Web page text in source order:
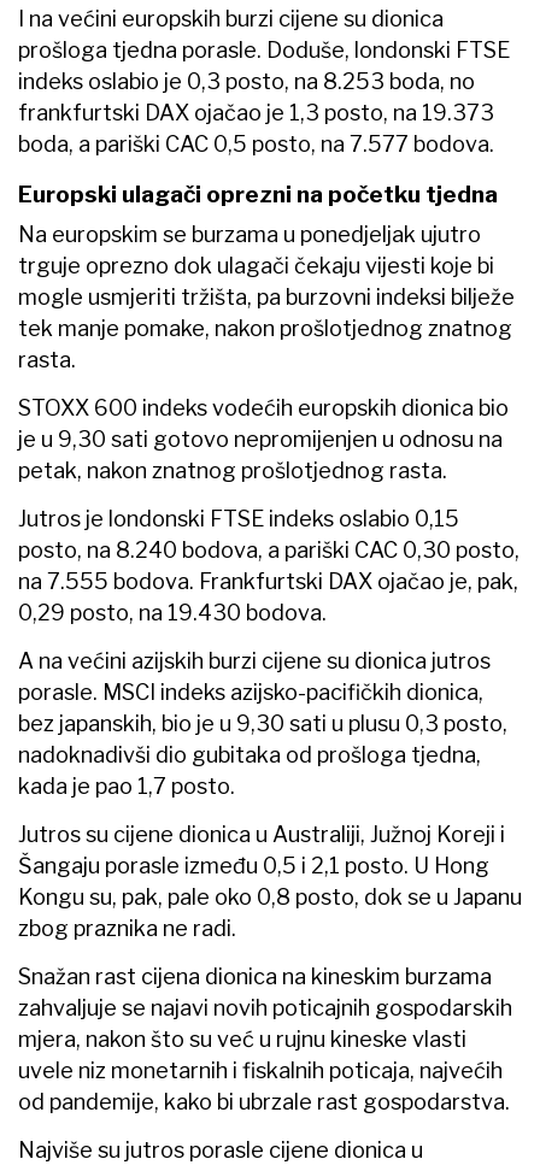
I na većini europskih burzi cijene su dionica
prošloga tjedna porasle. Doduše, londonski FTSE
indeks oslabio je 0,3 posto, na 8.253 boda, no
frankfurtski DAX ojačao je 1,3 posto, na 19.373
boda, a pariški CAC 0,5 posto, na 7.577 bodova.
Europski ulagači oprezni na početku tjedna
Na europskim se burzama u ponedjeljak ujutro
trguje oprezno dok ulagači čekaju vijesti koje bi
mogle usmjeriti tržišta, pa burzovni indeksi bilježe
tek manje pomake, nakon prošlotjednog znatnog
rasta.
STOXX 600 indeks vodećih europskih dionica bio
je u 9,30 sati gotovo nepromijenjen u odnosu na
petak, nakon znatnog prošlotjednog rasta.
Jutros je londonski FTSE indeks oslabio 0,15
posto, na 8.240 bodova, a pariški CAC 0,30 posto,
na 7.555 bodova. Frankfurtski DAX ojačao je, pak,
0,29 posto, na 19.430 bodova.
A na većini azijskih burzi cijene su dionica jutros
porasle. MSCI indeks azijsko-pacifičkih dionica,
bez japanskih, bio je u 9,30 sati u plusu 0,3 posto,
nadoknadivši dio gubitaka od prošloga tjedna,
kada je pao 1,7 posto.
Jutros su cijene dionica u Australiji, Južnoj Koreji i
Šangaju porasle između 0,5 i 2,1 posto. U Hong
Kongu su, pak, pale oko 0,8 posto, dok se u Japanu
zbog praznika ne radi.
Snažan rast cijena dionica na kineskim burzama
zahvaljuje se najavi novih poticajnih gospodarskih
mjera, nakon što su već u rujnu kineske vlasti
uvele niz monetarnih i fiskalnih poticaja, najvećih
od pandemije, kako bi ubrzale rast gospodarstva.
Najviše su jutros porasle cijene dionica u